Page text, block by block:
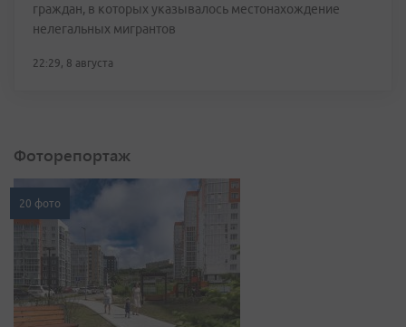
граждан, в которых указывалось местонахождение
нелегальных мигрантов
22:29, 8 августа
Фоторепортаж
20 фото